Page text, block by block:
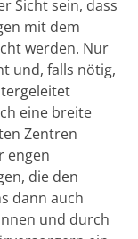
Sicht sein, dass
mit dem
werden. Nur
und, falls nötig,
eine breite
Zentren
engen
die den
dann auch
und durch